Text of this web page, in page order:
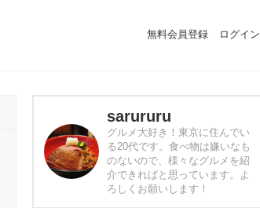
無料会員登録 ログイン
sarururu
グルメ大好き！東京に住んでい
る20代です。食べ物は嫌いなも
のないので、様々なグルメを紹
介できればと思っています。よ
ろしくお願いします！